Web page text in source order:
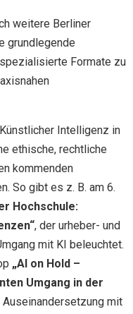
weitere Berliner
grundlegende
Formate zu
Intelligenz in
ethische, rechtliche
kommenden
So gibt es z. B. am 6.
Hochschule:
, der urheber- und
mit KI beleuchtet.
„AI on Hold –
Umgang in der
mit